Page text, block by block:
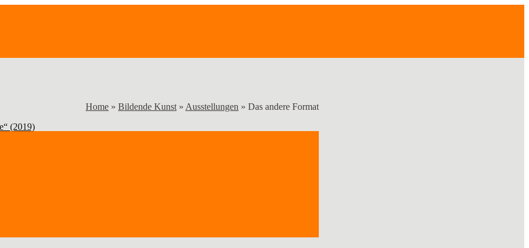
Home » Bildende Kunst » Ausstellungen » Das andere Format
(2019)